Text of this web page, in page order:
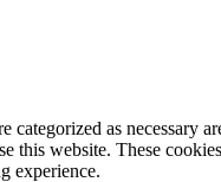
as necessary
this website. These
experience.